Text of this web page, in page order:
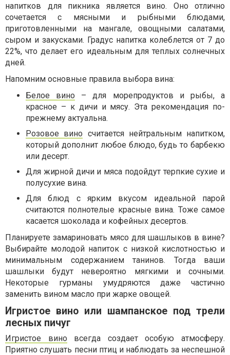
напитков для пикника является вино. Оно отлично
сочетается с мясными и рыбными блюдами,
приготовленными на мангале, овощными салатами,
сыром и закусками. Градус напитка колеблется от 7 до
22%, что делает его идеальным для теплых солнечных
дней.
Напомним основные правила выбора вина:
Белое вино – для морепродуктов и рыбы, а
красное – к дичи и мясу. Эта рекомендация по-
прежнему актуальна.
Розовое вино считается нейтральным напитком,
который дополнит любое блюдо, будь то барбекю
или десерт.
Для жирной дичи и мяса подойдут терпкие сухие и
полусухие вина.
Для блюд с ярким вкусом идеальной парой
считаются полнотелые красные вина. Тоже самое
касается шоколада и кофейных десертов.
Планируете замариновать мясо для шашлыков в вине?
Выбирайте молодой напиток с низкой кислотностью и
минимальным содержанием танинов. Тогда ваши
шашлыки будут невероятно мягкими и сочными.
Некоторые гурманы умудряются даже частично
заменить вином масло при жарке овощей.
Игристое вино или шампанское под трели
лесных пичуг
Игристое вино всегда создает особую атмосферу.
Приятно слушать песни птиц и наблюдать за неспешной